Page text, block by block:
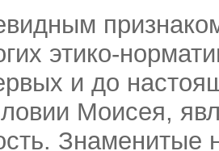
этико-
и до
Моисея,